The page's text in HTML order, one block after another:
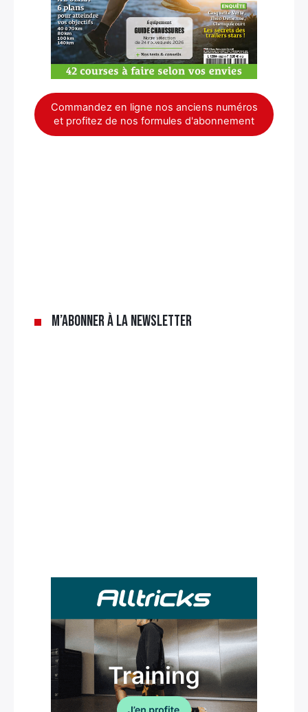
Commandez en ligne nos anciens numéros
et profitez de nos formules d'abonnement
M’abonner à la newsletter